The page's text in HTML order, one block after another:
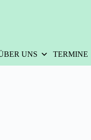
UNS TERMINE